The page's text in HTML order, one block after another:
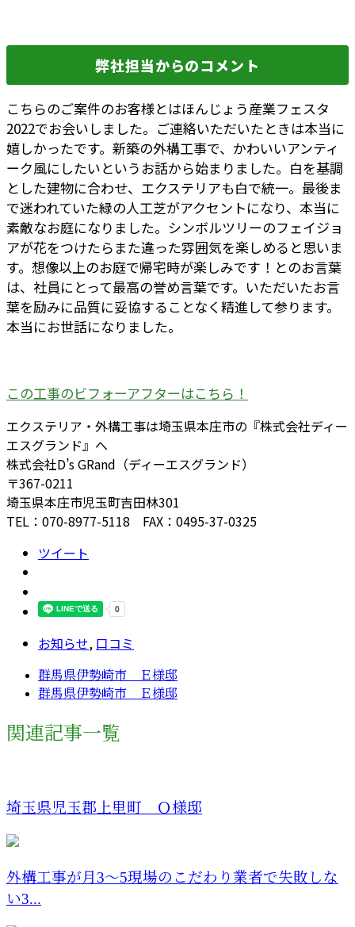
弊社担当からのコメント
こちらのご案件のお客様とはほんじょう産業フェスタ
2022でお会いしました。ご連絡いただいたときは本当に
嬉しかったです。新築の外構工事で、かわいいアンティ
ーク風にしたいというお話から始まりました。白を基調
とした建物に合わせ、エクステリアも白で統一。最後ま
で迷われていた緑の人工芝がアクセントになり、本当に
素敵なお庭になりました。シンボルツリーのフェイジョ
アが花をつけたらまた違った雰囲気を楽しめると思いま
す。想像以上のお庭で帰宅時が楽しみです！とのお言葉
は、社員にとって最高の誉め言葉です。いただいたお言
葉を励みに品質に妥協することなく精進して参ります。
本当にお世話になりました。
この工事のビフォーアフターはこちら！
エクステリア・外構工事は埼玉県本庄市の『株式会社ディー
エスグランド』へ
株式会社D’s GRand（ディーエスグランド）
〒367-0211
埼玉県本庄市児玉町吉田林301
TEL：070-8977-5118 FAX：0495-37-0325
ツイート
お知らせ, 口コミ
群馬県伊勢崎市 Ｅ様邸
群馬県伊勢崎市 Ｅ様邸
関連記事一覧
埼玉県児玉郡上里町 Ｏ様邸
外構工事が月3〜5現場のこだわり業者で失敗しな
い3...